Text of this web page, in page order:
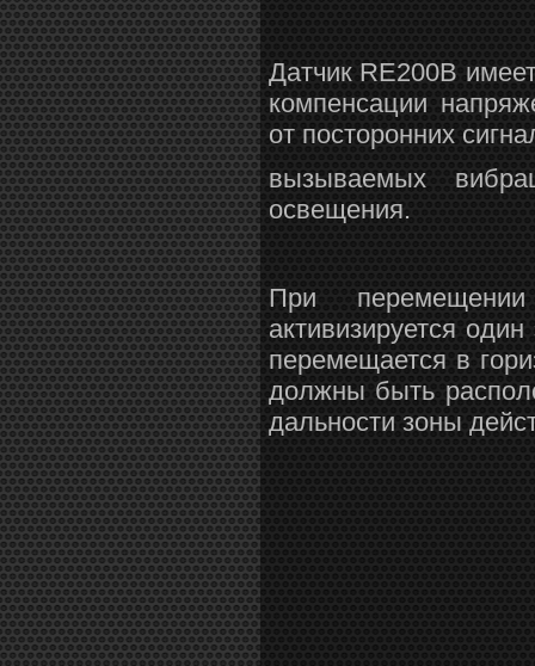
Датчик RE200B
компенсации
от посторонних
вызываемых
освещения.
При
активизируется
перемещается в
должны быть
дальности зоны